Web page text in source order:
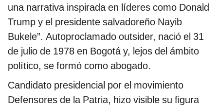
una narrativa inspirada en líderes como Donald
Trump y el presidente salvadoreño Nayib
Bukele”. Autoproclamado outsider, nació el 31
de julio de 1978 en Bogotá y, lejos del ámbito
político, se formó como abogado.
Candidato presidencial por el movimiento
Defensores de la Patria, hizo visible su figura